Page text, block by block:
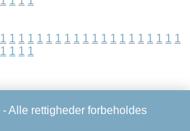
1 1 1 1 1 1 1 1 1 1 1 1 1 1 1 1 1 1 1 1
1 1 1 1
- Alle rettigheder forbeholdes